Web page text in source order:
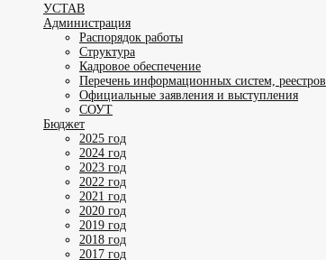
УСТАВ
Администрация
Распорядок работы
Структура
Кадровое обеспечение
Перечень информационных систем, реестров
Официальные заявления и выступления
СОУТ
Бюджет
2025 год
2024 год
2023 год
2022 год
2021 год
2020 год
2019 год
2018 год
2017 год